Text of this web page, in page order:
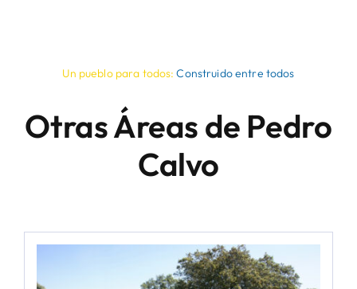
Un pueblo para todos: Construido entre todos
Otras Áreas de Pedro
Calvo